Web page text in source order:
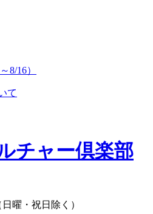
8/16）
て
曜・祝日除く）